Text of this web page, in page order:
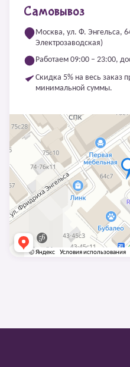
Самовывоз
Москва, ул. Ф. Энгельса,
Электрозаводская)
Работаем 09:00 – 23:00,
Скидка 5% на весь заказ
минимальной суммы.